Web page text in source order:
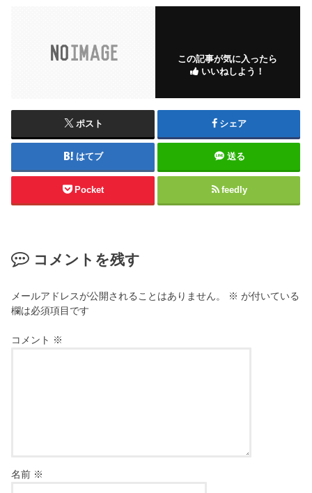
この記事が気に入ったら
いいねしよう！
ポスト シェア
はてブ 送る
Pocket feedly
コメントを残す
メールアドレスが公開されることはありません。 ※ が付いている
欄は必須項目です
コメント ※
名前 ※